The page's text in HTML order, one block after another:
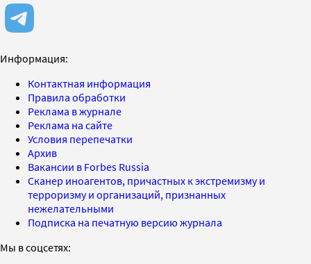
Информация:
Контактная информация
Правила обработки
Реклама в журнале
Реклама на сайте
Условия перепечатки
Архив
Вакансии в Forbes Russia
Сканер иноагентов, причастных к экстремизму и
терроризму и организаций, признанных
нежелательными
Подписка на печатную версию журнала
Мы в соцсетях: